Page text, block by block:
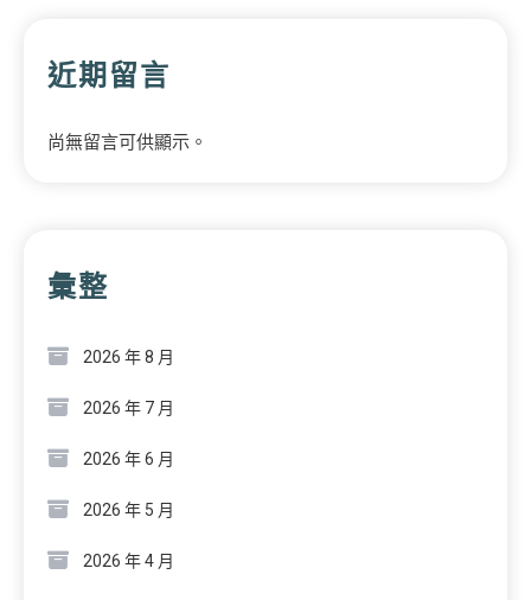
近期留言
尚無留言可供顯示。
彙整
2026 年 8 月
2026 年 7 月
2026 年 6 月
2026 年 5 月
2026 年 4 月